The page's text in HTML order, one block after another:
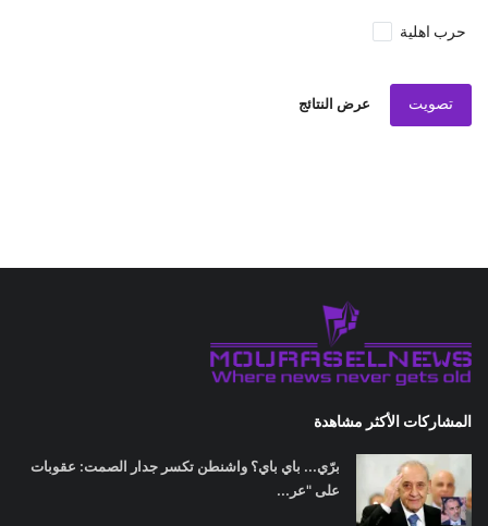
حرب اهلية
تصويت عرض النتائج
المشاركات الأكثر مشاهدة
برّي... باي باي؟ واشنطن تكسر جدار الصمت: عقوبات
على "عر...